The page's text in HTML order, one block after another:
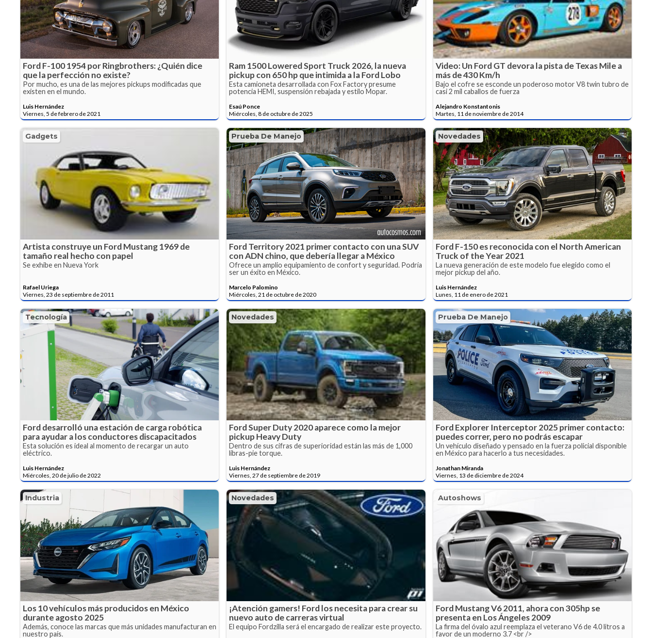
Ford F-100 1954 por Ringbrothers: ¿Quién dice
que la perfección no existe?
Por mucho, es una de las mejores pickups modificadas que
existen en el mundo.
Luis Hernández
Viernes, 5 de febrero de 2021
Ram 1500 Lowered Sport Truck 2026, la nueva
pickup con 650 hp que intimida a la Ford Lobo
Esta camioneta desarrollada con Fox Factory presume
potencia HEMI, suspensión rebajada y estilo Mopar.
Esaú Ponce
Miércoles, 8 de octubre de 2025
Video: Un Ford GT devora la pista de Texas Mile a
más de 430 Km/h
Bajo el cofre se esconde un poderoso motor V8 twin tubro de
casi 2 mil caballos de fuerza
Alejandro Konstantonis
Martes, 11 de noviembre de 2014
Gadgets
Artista construye un Ford Mustang 1969 de
tamaño real hecho con papel
Se exhibe en Nueva York
Rafael Uriega
Viernes, 23 de septiembre de 2011
Prueba De Manejo
Ford Territory 2021 primer contacto con una SUV
con ADN chino, que debería llegar a México
Ofrece un amplio equipamiento de confort y seguridad. Podría
ser un éxito en México.
Marcelo Palomino
Miércoles, 21 de octubre de 2020
Novedades
Ford F-150 es reconocida con el North American
Truck of the Year 2021
La nueva generación de este modelo fue elegido como el
mejor pickup del año.
Luis Hernández
Lunes, 11 de enero de 2021
Tecnología
Ford desarrolló una estación de carga robótica
para ayudar a los conductores discapacitados
Esta solución es ideal al momento de recargar un auto
eléctrico.
Luis Hernández
Miércoles, 20 de julio de 2022
Novedades
Ford Super Duty 2020 aparece como la mejor
pickup Heavy Duty
Dentro de sus cifras de superioridad están las más de 1,000
libras-pie torque.
Luis Hernández
Viernes, 27 de septiembre de 2019
Prueba De Manejo
Ford Explorer Interceptor 2025 primer contacto:
puedes correr, pero no podrás escapar
Un vehículo diseñado y pensado en la fuerza policial disponible
en México para hacerlo a tus necesidades.
Jonathan Miranda
Viernes, 13 de diciembre de 2024
Industria
Los 10 vehículos más producidos en México
durante agosto 2025
Además, conoce las marcas que más unidades manufacturan en
nuestro país.
Novedades
¡Atención gamers! Ford los necesita para crear su
nuevo auto de carreras virtual
El equipo Fordzilla será el encargado de realizar este proyecto.
Autoshows
Ford Mustang V6 2011, ahora con 305hp se
presenta en Los Ángeles 2009
La firma del óvalo azul reemplaza el veterano V6 de 4.0 litros a
favor de un moderno 3.7 <br />